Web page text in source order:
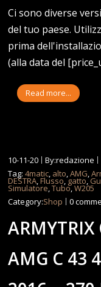
Ci sono diverse
del tuo paese.
prima
(alla data del
Read more...
10-11-20
By:redazione
Tag:4matic, alto,AMG,
DESTRA,Flusso,gatto,
Simulatore,Tubo,W205
Category:Shop 0
AMG C 43